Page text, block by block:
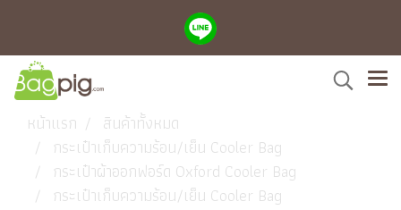
หน้าแรก
สินค้าทั้งหมด
กระเป๋าเก็บความร้อน/เย็น Cooler Bag
กระเป๋าผ้าออกฟอร์ด Oxford Cooler Bag
กระเป๋าเก็บความร้อน/เย็น Cooler Bag